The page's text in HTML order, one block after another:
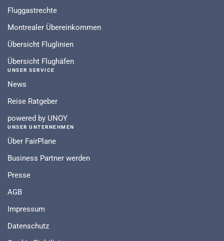
Fluggastrechte
Montrealer Übereinkommen
Übersicht Fluglinien
Übersicht Flughäfen
UNSER SERVICE
News
Reise Ratgeber
powered by UNOY
UNSER UNTERNEHMEN
Über FairPlane
Business Partner werden
Presse
AGB
Impressum
Datenschutz